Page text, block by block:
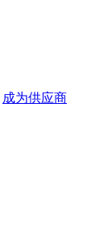
成为供应商